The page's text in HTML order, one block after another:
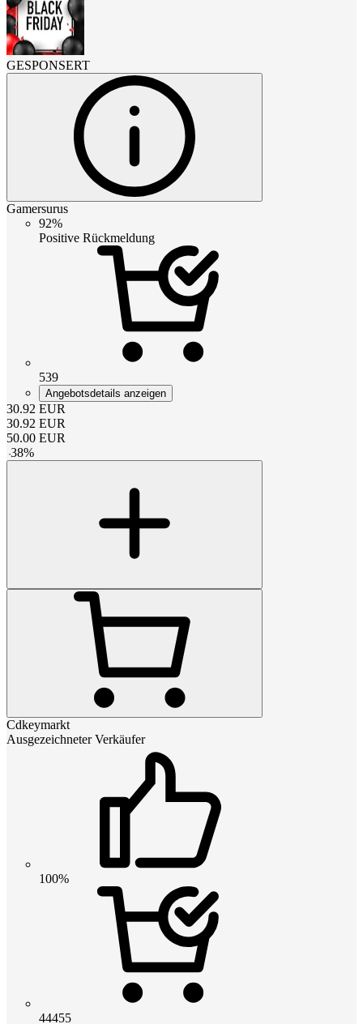
GESPONSERT
Gamersurus
92%
Positive Rückmeldung
539
Angebotsdetails anzeigen
30.92 EUR
30.92 EUR
50.00 EUR
-38%
Cdkeymarkt
Ausgezeichneter Verkäufer
100%
44455